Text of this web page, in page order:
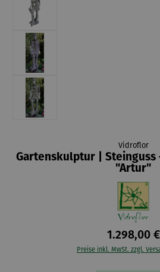
Vidroflor
Gartenskulptur | Steinguss
"Artur"
1.298,00 €
Preise inkl. MwSt. zzgl.